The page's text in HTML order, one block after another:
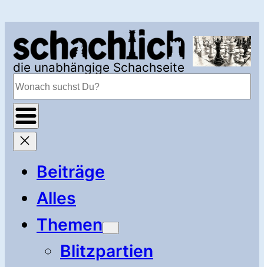
springen
die unabhängige Schachseite
Suchen
Beiträge
Alles
Themen
Blitzpartien